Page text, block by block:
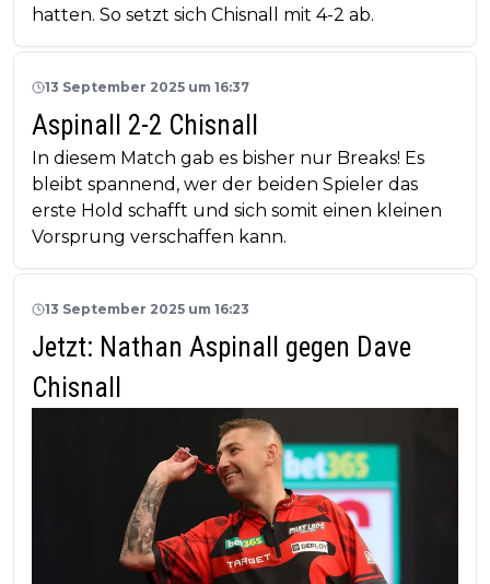
hatten. So setzt sich Chisnall mit 4-2 ab.
13 September 2025 um 16:37
Aspinall 2-2 Chisnall
In diesem Match gab es bisher nur Breaks! Es
bleibt spannend, wer der beiden Spieler das
erste Hold schafft und sich somit einen kleinen
Vorsprung verschaffen kann.
13 September 2025 um 16:23
Jetzt: Nathan Aspinall gegen Dave
Chisnall